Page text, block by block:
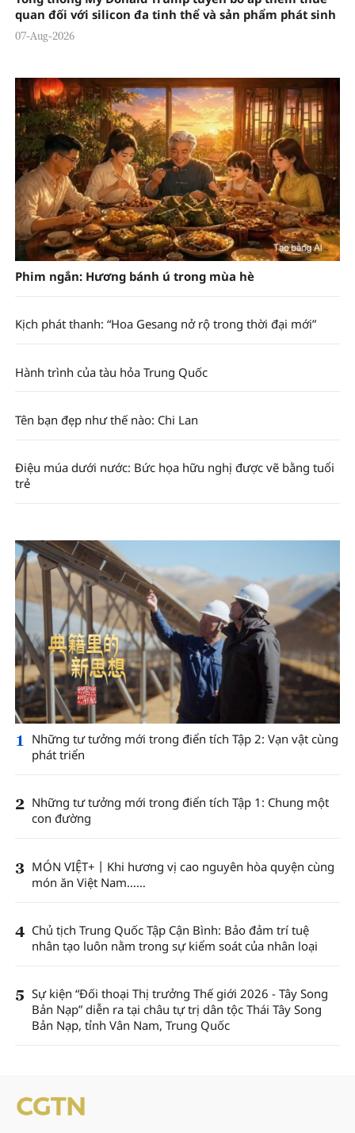
quan đối với silicon đa tinh thể và sản phẩm phát sinh
07-Aug-2026
Phim ngắn: Hương bánh ú trong mùa hè
Kịch phát thanh: “Hoa Gesang nở rộ trong thời đại mới”
Hành trình của tàu hỏa Trung Quốc
Tên bạn đẹp như thế nào: Chi Lan
Điệu múa dưới nước: Bức họa hữu nghị được vẽ bằng tuổi
trẻ
1
Những tư tưởng mới trong điển tích Tập 2: Vạn vật cùng
phát triển
2 Những tư tưởng mới trong điển tích Tập 1: Chung một
con đường
3 MÓN VIỆT+丨Khi hương vị cao nguyên hòa quyện cùng
món ăn Việt Nam……
4 Chủ tịch Trung Quốc Tập Cận Bình: Bảo đảm trí tuệ
nhân tạo luôn nằm trong sự kiểm soát của nhân loại
5 Sự kiện “Đối thoại Thị trưởng Thế giới 2026 - Tây Song
Bản Nạp” diễn ra tại châu tự trị dân tộc Thái Tây Song
Bản Nạp, tỉnh Vân Nam, Trung Quốc